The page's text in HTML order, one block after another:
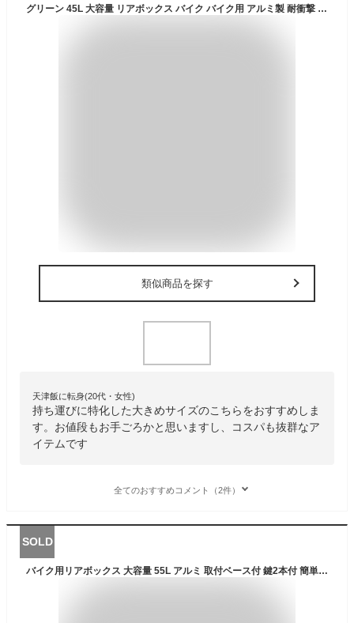
グリーン 45L 大容量 リアボックス バイク バイク用 アルミ製 耐衝撃 トップケース リアケース バイクキャリー 着脱可能 鍵付 汎用 バイク 大型 大容量 トップケ ース 収納 アルミ ハードケース パー ツ カスタム バイク用 鍵付き 鍵付 汎用 防水8級 防塵6級 取寄せ
類似商品を探す
天津飯に転身(20代・女性)
持ち運びに特化した大きめサイズのこちらをおすすめしま
す。お値段もお手ごろかと思いますし、コスパも抜群なア
イテムです
全てのおすすめコメント（2件）
SOLD
バイク用リアボックス 大容量 55L アルミ 取付ベース付 鍵2本付 簡単脱着 フルフェイス対応 四角 バイクボックス トップケース